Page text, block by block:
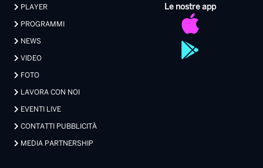
Le nostre app
PLAYER
PROGRAMMI
NEWS
VIDEO
FOTO
LAVORA CON NOI
EVENTI LIVE
CONTATTI PUBBLICITÀ
MEDIA PARTNERSHIP